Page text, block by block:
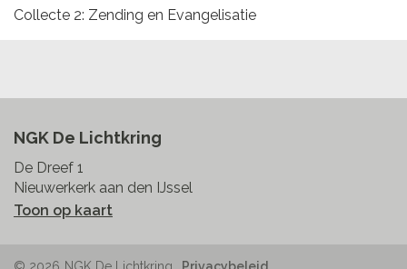
Collecte 2: Zending en Evangelisatie
NGK De Lichtkring
De Dreef 1
Nieuwerkerk aan den IJssel
Toon op kaart